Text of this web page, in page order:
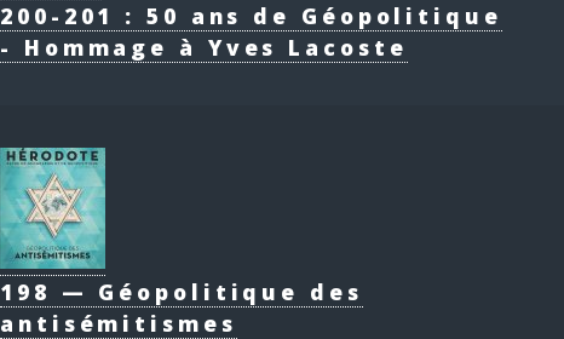
200-201 : 50 ans de Géopolitique
- Hommage à Yves Lacoste
198 — Géopolitique des
antisémitismes